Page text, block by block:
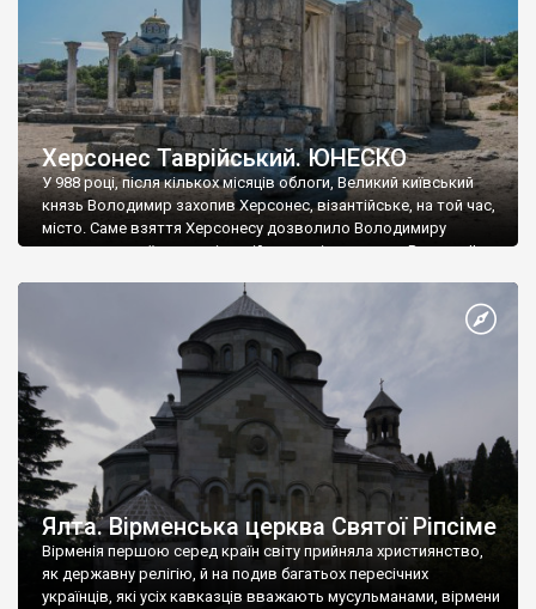
Херсонес Таврійський. ЮНЕСКО
У 988 році, після кількох місяців облоги, Великий київський
князь Володимир захопив Херсонес, візантійське, на той час,
місто. Саме взяття Херсонесу дозволило Володимиру
диктувати свої умови візантійському імператору Василю ІІ, та
Херсонесі Володимир-язичник, став Василем-християнином.
А потім було Хрещення Русі. На честь Херсонесу Таврійського
Ялта. Вірменська церква Святої Ріпсіме
Вірменія першою серед країн світу прийняла християнство,
як державну релігію, й на подив багатьох пересічних
українців, які усіх кавказців вважають мусульманами, вірмени